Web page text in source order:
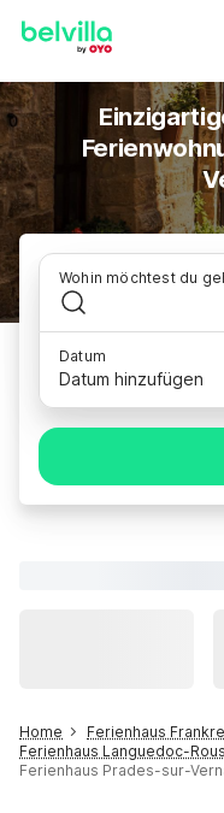
Wohin möchtest du
Datum
Datum hinzufügen
Home
Ferienhaus
Ferienhaus Languedoc-
Ferienhaus Prades-sur-